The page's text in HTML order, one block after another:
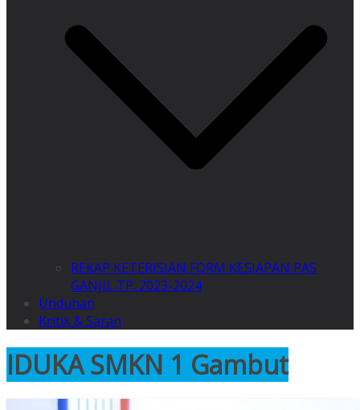
REKAP KETERISIAN FORM KESIAPAN PAS
GANJIL TP. 2023-2024
Unduhan
Kritik & Saran
IDUKA SMKN 1 Gambut